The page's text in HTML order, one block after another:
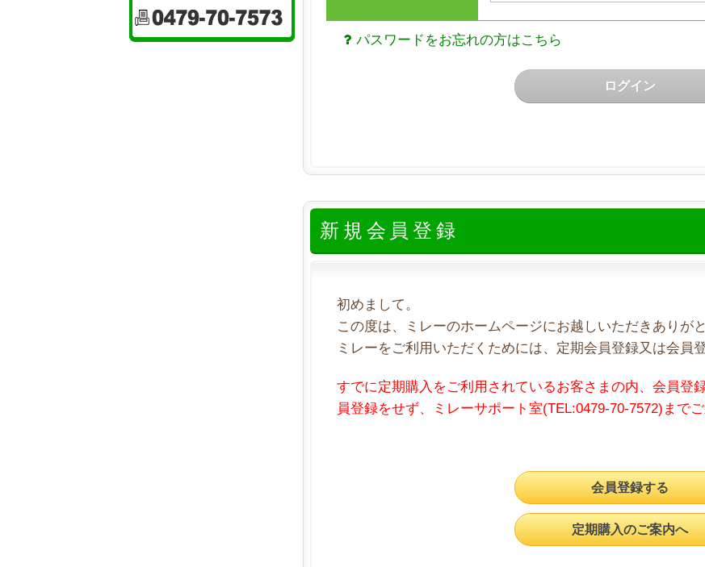
パスワードをお忘れの方はこちら
ログイン
新規会員登録
初めまして。
この度は、ミレーのホームページにお越しいただきありが
ミレーをご利用いただくためには、定期会員登録又は会員
すでに定期購入をご利用されているお客さまの内、会員登
員登録をせず、ミレーサポート室(TEL:0479-70-7572)までご
会員登録する
定期購入のご案内へ